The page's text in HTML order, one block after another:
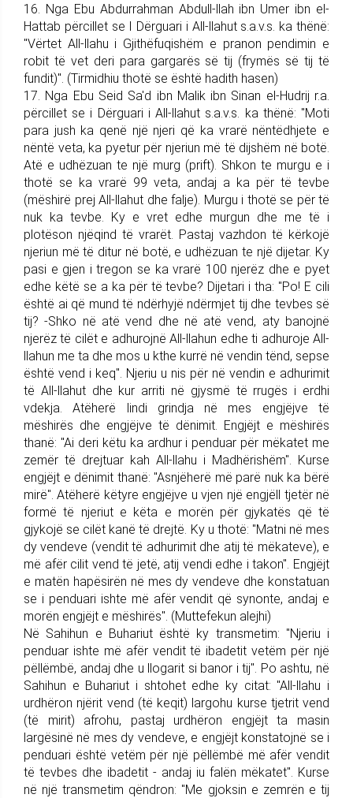
16. Nga Ebu Abdurrahman Ab­dull-llah ibn Umer ibn el-
Hattab përcillet se I Dërguari i All-llahut s.a.v.s. ka thënë:
"Vërtet All-llahu i Gjithëfuqishëm e pranon pendi­min e
robit të vet deri para gargarës së tij (frymës së tij të
fundit)". (Tirmidhiu thotë se është hadith hasen)
17. Nga Ebu Seid Sa'd ibn Ma­lik ibn Sinan el-Hudrij r.a.
për­ci­llet se i Dërguari i All-llahut s.a.v.s. ka thënë: "Moti
para jush ka qenë një njeri që ka vrarë nëntëdhjete e
nëntë veta, ka pyetur për njeriun më të dijshëm në botë.
Atë e udhë­zuan te një murg (prift). Shkon te murgu e i
thotë se ka vrarë 99 veta, andaj a ka për të tevbe
(mëshirë prej All-llahut dhe falje). Murgu i thotë se për të
nuk ka tevbe. Ky e vret edhe murgun dhe me të i
plotëson njëqind të vrarët. Pastaj vazhdon të kërkojë
njeriun më të ditur në botë, e udhëzuan te një dijetar. Ky
pasi e gjen i tregon se ka vrarë 100 njerëz dhe e pyet
edhe këtë se a ka për të tevbe? Dijetari i tha: "Po! E cili
është ai që mund të ndërhyjë ndërmjet tij dhe tevbes së
tij? -Shko në atë vend dhe në atë vend, aty banojnë
njerëz të cilët e adhurojnë All-lla­hun edhe ti adhuroje All-
llahun me ta dhe mos u kthe kurrë në vendin tënd, sepse
është vend i keq". Njeriu u nis për në vendin e adhu­rimit
të All-llahut dhe kur arriti në gjysmë të rrugës i erdhi
vdekja. Atëherë lindi grindja në mes en­gjëjve të
mëshirës dhe engjëj­ve të dënimit. Engjëjt e mëshirës
thanë: "Ai deri këtu ka ardhur i penduar për mëkatet me
zemër të drejtuar kah All-llahu i Madhërishëm". Kurse
engjëjt e dënimit thanë: "Asnjëherë më parë nuk ka bërë
mirë". Atëherë këtyre engjëjve u vjen një engjëll tjetër në
formë të njeriut e këta e morën për gjykatës që të
gjykojë se cilët kanë të drejtë. Ky u thotë: "Matni në mes
dy vendeve (vendit të adhurimit dhe atij të mëkateve), e
më afër cilit vend të jetë, atij vendi edhe i ta­kon". Engjëjt
e matën hapë­sirën në mes dy vendeve dhe konstatuan
se i penduari ishte më afër vendit që synonte, andaj e
morën engjëjt e mëshirës". (Mutte­fekun alejhi)
Në Sahihun e Buhariut është ky transmetim: "Njeriu i
pen­duar ishte më afër vendit të ibadetit vetëm për një
pëllëm­bë, andaj dhe u llogarit si banor i tij". Po ashtu, në
Sa­hihun e Buhariut i shtohet edhe ky citat: "All-llahu i
urdhë­ron njërit vend (të keqit) largohu kurse tjetrit vend
(të mirit) afrohu, pastaj urdhëron engjëjt ta masin
largësinë në mes dy vendeve, e engjëjt kon­statojnë se i
penduari është vetëm për një pëllëmbë më afër vendit
të tevbes dhe ibadetit - andaj iu falën mëkatet". Kurse
në një trans­metim qëndron: "Me gjoksin e zemrën e tij